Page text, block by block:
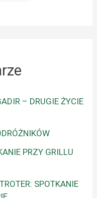
– DRUGIE ŻYCIE
PRZY GRILLU
SPOTKANIE